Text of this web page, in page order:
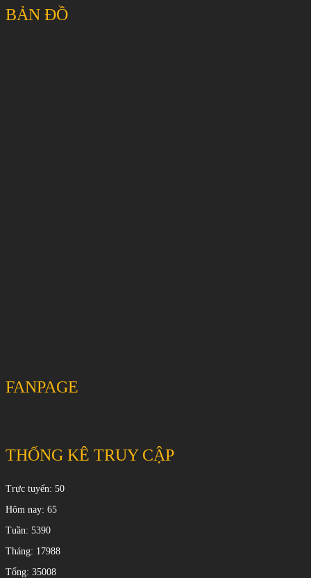
BẢN ĐỒ
FANPAGE
THỐNG KÊ TRUY CẬP
Trực tuyến: 50
Hôm nay: 65
Tuần: 5390
Tháng: 17988
Tổng: 35008